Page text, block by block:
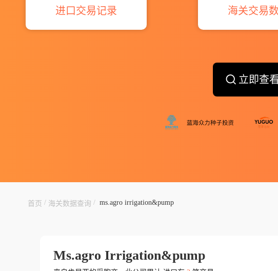
进口交易记录
海关交易
立即查
首页 / 海关数据查询 / ms.agro irrigation&pump
Ms.agro Irrigation&pump